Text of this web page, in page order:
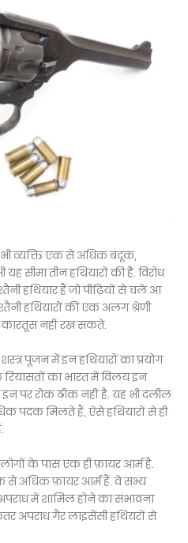
व्यक्ति एक से अधिक बंदूक,
सीमा तीन हथियारों की है. विरोध
हथियार हैं जो पीढ़ियों से चले आ
हथियारों की एक अलग श्रेणी
नहीं रख सकते.
पूजन में इन हथियारों का प्रयोग
रियासतों का भारत में विलय इन
पर रोक ठीक नहीं है. यह भी दलील
पदक मिलते हैं, ऐसे हथियारों से ही
के पास एक ही फ़ायर आर्म है.
से अधिक फ़ायर आर्म हैं. वे सभ्य
में शामिल होने का संभावना
अपराध गैर लाइसेंसी हथियरों से